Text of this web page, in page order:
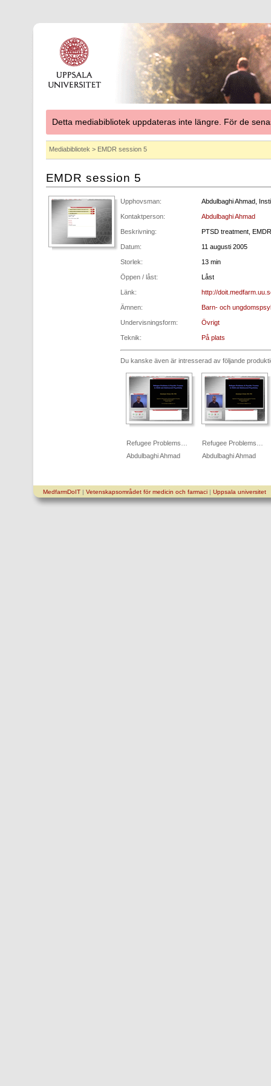
Detta mediabibliotek uppdateras inte längre. För de
Mediabibliotek > EMDR session 5
EMDR session 5
Upphovsman: Abdulbaghi Ahmad,
Kontaktperson: Abdulbaghi Ahmad
Beskrivning: PTSD treatment, EMDR
Datum: 11 augusti 2005
Storlek: 13 min
Öppen / låst: Låst
Länk: http://
Ämnen: Barn- och
Undervisningsform: Övrigt
Teknik: På plats
Du kanske även är intresserad av följande
Refugee Problems…
Abdulbaghi Ahmad
Refugee Problems…
Abdulbaghi Ahmad
MedfarmDoIT| Vetenskapsområdet för medicin och farmaci| Uppsala universitet